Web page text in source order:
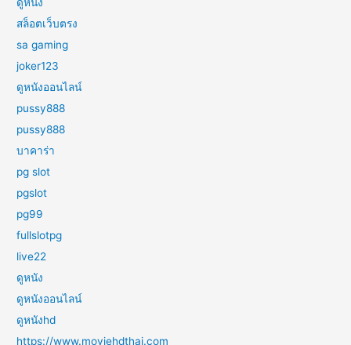
ดูหนัง
สล็อตเว็บตรง
sa gaming
joker123
ดูหนังออนไลน์
pussy888
pussy888
บาคาร่า
pg slot
pgslot
pg99
fullslotpg
live22
ดูหนัง
ดูหนังออนไลน์
ดูหนังhd
https://www.moviehdthai.com